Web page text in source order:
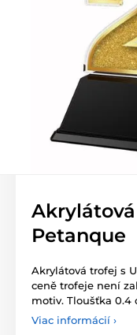
Akrylátová
Petanque
Akrylátová trofej s
ceně trofeje není
motiv. Tloušťka 0.4
Viac informácií ›